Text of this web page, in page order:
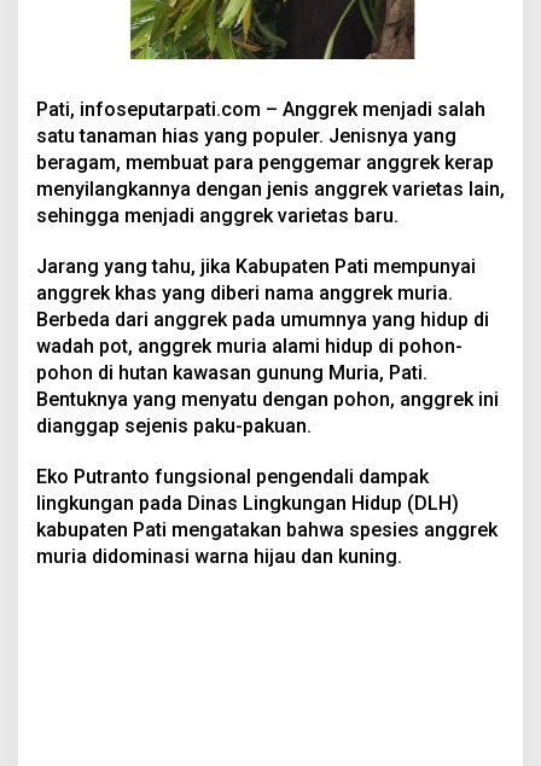
Pati, infoseputarpati.com – Anggrek menjadi salah
satu tanaman hias yang populer. Jenisnya yang
beragam, membuat para penggemar anggrek kerap
menyilangkannya dengan jenis anggrek varietas lain,
sehingga menjadi anggrek varietas baru.
Jarang yang tahu, jika Kabupaten Pati mempunyai
anggrek khas yang diberi nama anggrek muria.
Berbeda dari anggrek pada umumnya yang hidup di
wadah pot, anggrek muria alami hidup di pohon-
pohon di hutan kawasan gunung Muria, Pati.
Bentuknya yang menyatu dengan pohon, anggrek ini
dianggap sejenis paku-pakuan.
Eko Putranto fungsional pengendali dampak
lingkungan pada Dinas Lingkungan Hidup (DLH)
kabupaten Pati mengatakan bahwa spesies anggrek
muria didominasi warna hijau dan kuning.